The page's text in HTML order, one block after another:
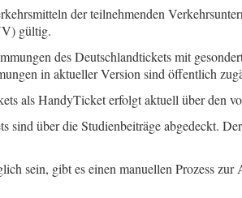
der teilnehmenden
gültig.
des Deutschlandtickets mit
in aktueller Version sind öffentlich
als HandyTicket erfolgt aktuell über den
sind über die Studienbeiträge abgedeckt.
sein, gibt es einen manuellen Prozess zur